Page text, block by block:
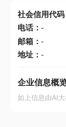
社会信用代码
电话： -
邮箱： -
地址： -
企业信息概
如上信息由AI